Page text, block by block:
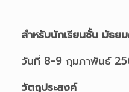
สำหรับนักเรียนชั้น มัธย
วันที่ 8-9 กุมภาพันธ์
วัตถุประสงค์